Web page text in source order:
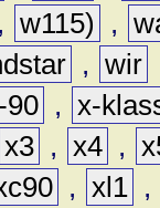
, w115) ,
, wir
90 , x-
x3 , x4 ,
, xl1 ,